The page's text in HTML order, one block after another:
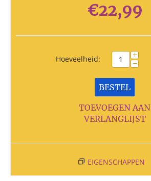
€22,99
Hoeveelheid: +
−
BESTEL
TOEVOEGEN AAN
VERLANGLIJST
EIGENSCHAPPEN